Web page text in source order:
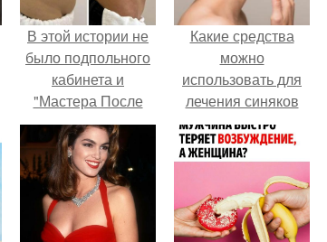
В этой истории не
было подпольного
кабинета и
"Мастера После
Двухнедельных
Курсов".
Какие средства
можно
использовать для
лечения синяков
под глазами